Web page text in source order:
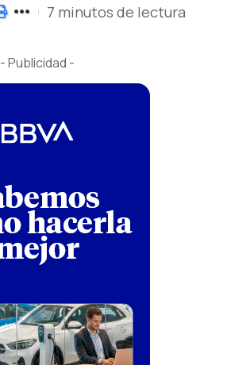
7 minutos de lectura
- Publicidad -